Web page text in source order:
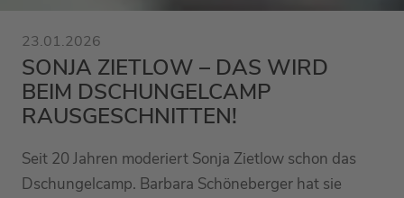
23.01.2026
SONJA ZIETLOW – DAS WIRD
BEIM DSCHUNGELCAMP
RAUSGESCHNITTEN!
Seit 20 Jahren moderiert Sonja Zietlow schon das
Dschungelcamp. Barbara Schöneberger hat sie